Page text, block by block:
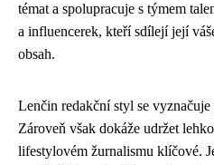
témat a spolupracuje s týmem
a influencerek, kteří sdílejí její
obsah.
Lenčin redakční styl se
Zároveň však dokáže udržet
lifestylovém žurnalismu klíčové.